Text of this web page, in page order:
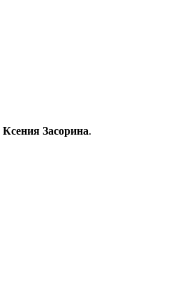
Ксения Засорина.